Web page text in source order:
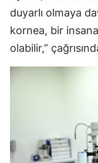
duyarlı olmaya
kornea, bir
olabilir,”